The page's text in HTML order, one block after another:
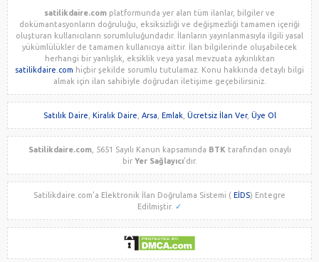
satilikdaire.com platformunda yer alan tüm ilanlar, bilgiler ve
dokümantasyonların doğruluğu, eksiksizliği ve değişmezliği tamamen içeriği
oluşturan kullanıcıların sorumluluğundadır. İlanların yayınlanmasıyla ilgili yasal
yükümlülükler de tamamen kullanıcıya aittir. İlan bilgilerinde oluşabilecek
herhangi bir yanlışlık, eksiklik veya yasal mevzuata aykırılıktan
satilikdaire.com hiçbir şekilde sorumlu tutulamaz. Konu hakkında detaylı bilgi
almak için ilan sahibiyle doğrudan iletişime geçebilirsiniz.
Satılık Daire Kiralık Daire Arsa Emlak Ücretsiz İlan Ver, Üye Ol
Satilikdaire.com, 5651 Sayılı Kanun kapsamında BTK tarafından onaylı
bir Yer Sağlayıcı'dır.
Satilikdaire.com'a Elektronik İlan Doğrulama Sistemi ( EİDS) Entegre
Edilmiştir. ✓